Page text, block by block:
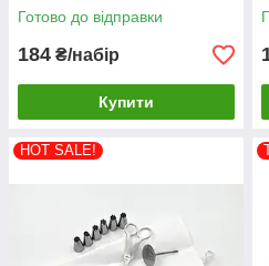
Готово до відправки
184 ₴/набір
Купити
HOT SALE!